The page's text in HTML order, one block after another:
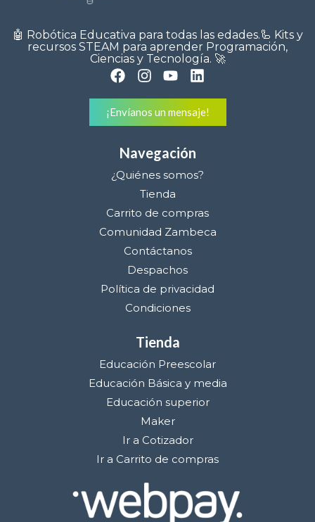
🤖 Robótica Educativa para todas las edades.🦾 Kits y
recursos STEAM para aprender Programación,
Ciencias y Tecnología. 🚀
¡Envíanos un mensaje!
Navegación
¿Quiénes somos?
Tienda
Carrito de compras
Comunidad Zambeca
Contáctanos
Despachos
Política de privacidad
Condiciones
Tienda
Educación Preescolar
Educación Básica y media
Educación superior
Maker
Ir a Cotizador
Ir a Carrito de compras